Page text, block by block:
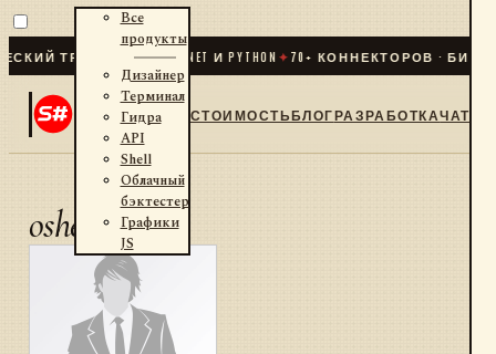
ТРЕЙДИНГ ДЛЯ .NET И PYTHON✦70+ КОННЕКТОРОВ ·
Все
продукты
Дизайнер
Терминал
Гидра
API
Shell
Облачный
бэктестер
Графики
JS
СТОИМОСТЬБЛОГРАЗРАБОТКАЧАТ
oshelest